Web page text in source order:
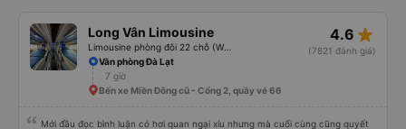
Google Dịch để giao tiếp với họ. Hy vọng bài đánh giá này sẽ giúp ích cho
bạn khi đi
Long Vân Limousine 4.6 star_rate
(7821 đánh giá)
Văn phòng Đà Lạt
7 giờ
Bến xe Miền Đông cũ - Cổng 2, quầy vé 66
Mới đầu đọc bình luận có hơi quan ngại xíu nhưng mà cuối cùng cũng quyết